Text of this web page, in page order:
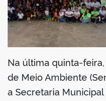
Na última quinta-
de Meio Ambiente
a Secretaria